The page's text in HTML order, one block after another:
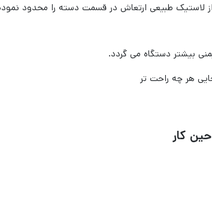
طبیعی ارتعاش در قسمت دسته را محدود
کار